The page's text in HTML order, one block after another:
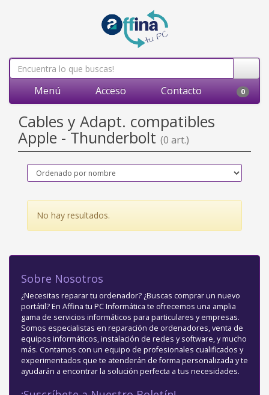
Menú Acceso Contacto 0
Cables y Adapt. compatibles
Apple - Thunderbolt (0 art.)
No hay resultados.
Sobre Nosotros
¿Necesitas reparar tu ordenador? ¿Buscas comprar un nuevo
portátil? En Affina tu PC Informática te ofrecemos una amplia
gama de servicios informáticos para particulares y empresas.
Somos especialistas en reparación de ordenadores, venta de
equipos informáticos, instalación de redes y software, y mucho
más. Contamos con un equipo de profesionales cualificados y
experimentados que te atenderán de forma personalizada y te
ayudarán a encontrar la solución perfecta a tus necesidades.